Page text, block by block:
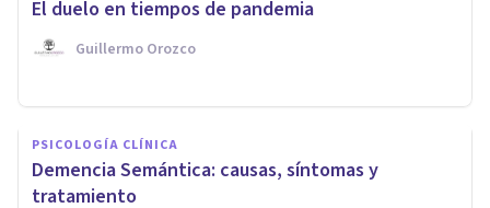
El duelo en tiempos de pandemia
Guillermo Orozco
PSICOLOGÍA CLÍNICA
Demencia Semántica: causas, síntomas y
tratamiento